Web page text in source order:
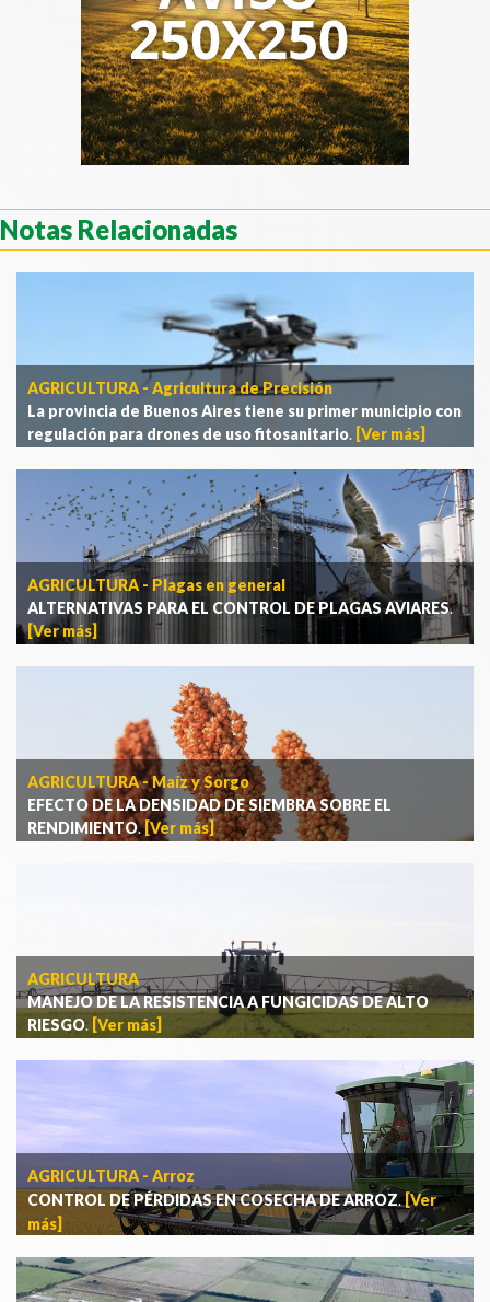
Notas Relacionadas
AGRICULTURA - Agricultura de Precisión
La provincia de Buenos Aires tiene su primer municipio con
regulación para drones de uso fitosanitario. [Ver más]
AGRICULTURA - Plagas en general
ALTERNATIVAS PARA EL CONTROL DE PLAGAS AVIARES.
[Ver más]
AGRICULTURA - Maíz y Sorgo
EFECTO DE LA DENSIDAD DE SIEMBRA SOBRE EL
RENDIMIENTO.[Ver más]
AGRICULTURA
MANEJO DE LA RESISTENCIA A FUNGICIDAS DE ALTO
RIESGO. [Ver más]
AGRICULTURA - Arroz
CONTROL DE PÉRDIDAS EN COSECHA DE ARROZ.[Ver
más]